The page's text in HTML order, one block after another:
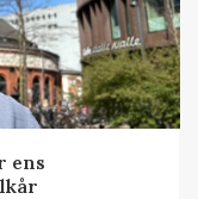
ens